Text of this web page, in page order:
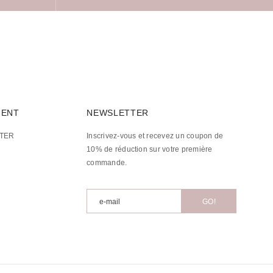
NEWSLETTER
Inscrivez-vous et recevez un coupon de
10% de réduction sur votre première
commande.